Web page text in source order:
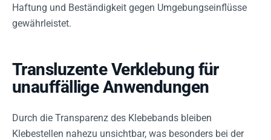
Haftung und Beständigkeit gegen Umgebungseinflüsse
gewährleistet.
Transluzente Verklebung für
unauffällige Anwendungen
Durch die Transparenz des Klebebands bleiben
Klebestellen nahezu unsichtbar, was besonders bei der